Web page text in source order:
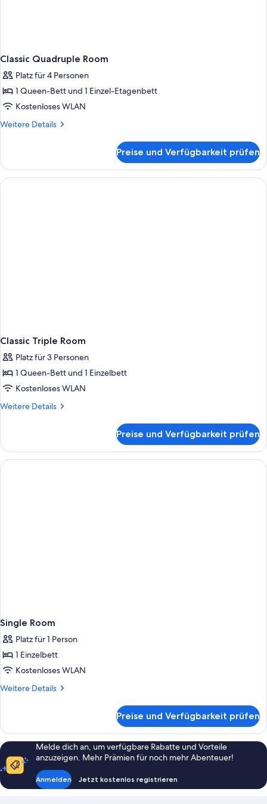
Classic Quadruple Room
Platz für 4 Personen
1 Queen-Bett und 1 Einzel-Etagenbett
Kostenloses WLAN
Weitere Details
Weitere
Quadruple
Room
Preise und Verfügbarkeit prüfen
Classic Triple Room
Platz für 3 Personen
1 Queen-Bett und 1 Einzelbett
Kostenloses WLAN
Weitere Details
Weitere
Triple
Room
Preise und Verfügbarkeit prüfen
Single Room
Platz für 1 Person
1 Einzelbett
Kostenloses WLAN
Weitere Details
Weitere
Room
Preise und Verfügbarkeit prüfen
Melde dich an, um verfügbare Rabatte und Vorteile
anzuzeigen. Mehr Prämien für noch mehr Abenteuer!
Anmelden Jetzt kostenlos registrieren